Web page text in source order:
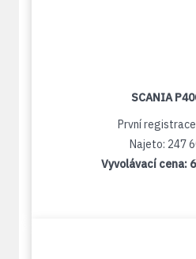
SCANIA
První
Najeto: 247
Vyvolávací cena: